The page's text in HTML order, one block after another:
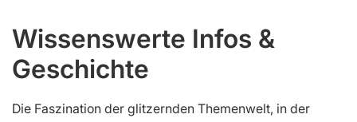
Wissenswerte Infos &
Geschichte
Die Faszination der glitzernden Themenwelt, in der